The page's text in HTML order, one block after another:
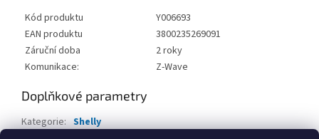
Kód produktu
Y006693
EAN produktu
3800235269091
Záruční doba
2 roky
Komunikace:
Z-Wave
Doplňkové parametry
Kategorie: Shelly